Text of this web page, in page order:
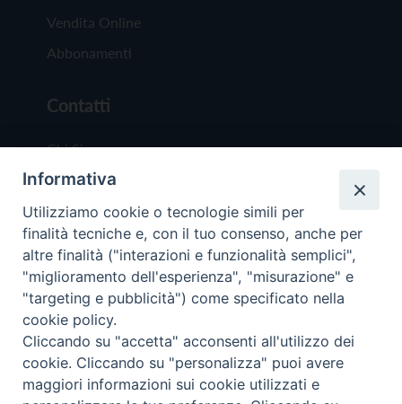
Vendita Online
Abbonamenti
Contatti
Chi Siamo
Redazione
Scrivici
Copyright © 2019 - Tutti i diritti riservati - Vita
Trentina Editrice
Privacy Policy
Informativa
Utilizziamo cookie o tecnologie simili per
finalità tecniche e, con il tuo consenso, anche per
altre finalità ("interazioni e funzionalità semplici",
"miglioramento dell'esperienza", "misurazione" e
"targeting e pubblicità") come specificato nella
cookie policy.
Cliccando su "accetta" acconsenti all'utilizzo dei
cookie. Cliccando su "personalizza" puoi avere
maggiori informazioni sui cookie utilizzati e